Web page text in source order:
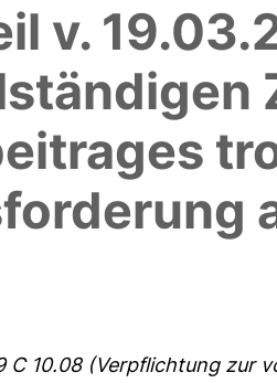
v.
10.08 (Verpflichtung zur